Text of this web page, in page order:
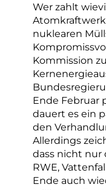
Wer zahlt
nuklearen
Kommission
Ende Februar
dauert es ein
den
Allerdings
dass nicht nur
RWE,
Ende auch